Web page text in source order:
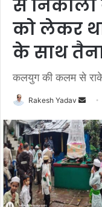
से निकाला
को लेकर
के साथ
कलयुग की कलम से
Rakesh Yadav
n
d
a
n
e
m